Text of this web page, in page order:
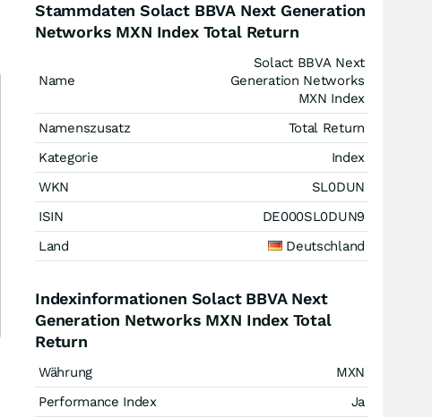
Stammdaten Solact BBVA Next Generation
Networks MXN Index Total Return
Name
Solact BBVA Next
Generation Networks
MXN Index
Namenszusatz
Total Return
Kategorie
Index
WKN
SL0DUN
ISIN
DE000SL0DUN9
Land
Deutschland
Indexinformationen Solact BBVA Next
Generation Networks MXN Index Total
Return
Währung
MXN
Performance Index
Ja